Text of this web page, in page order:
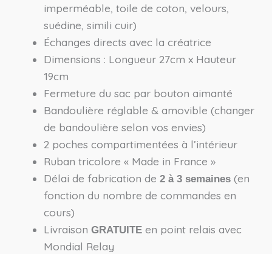
imperméable, toile de coton, velours,
suédine, simili cuir)
Échanges directs avec la créatrice
Dimensions : Longueur 27cm x Hauteur
19cm
Fermeture du sac par bouton aimanté
Bandoulière réglable & amovible (changer
de bandoulière selon vos envies)
2 poches compartimentées à l’intérieur
Ruban tricolore « Made in France »
Délai de fabrication de 2 à 3 semaines (en
fonction du nombre de commandes en
cours)
Livraison GRATUITEen point relais avec
Mondial Relay